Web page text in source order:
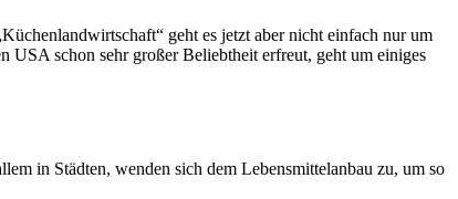
geht es jetzt aber nicht einfach nur um
USA schon sehr großer Beliebtheit erfreut, geht um einiges
in Städten, wenden sich dem Lebensmittelanbau zu, um so